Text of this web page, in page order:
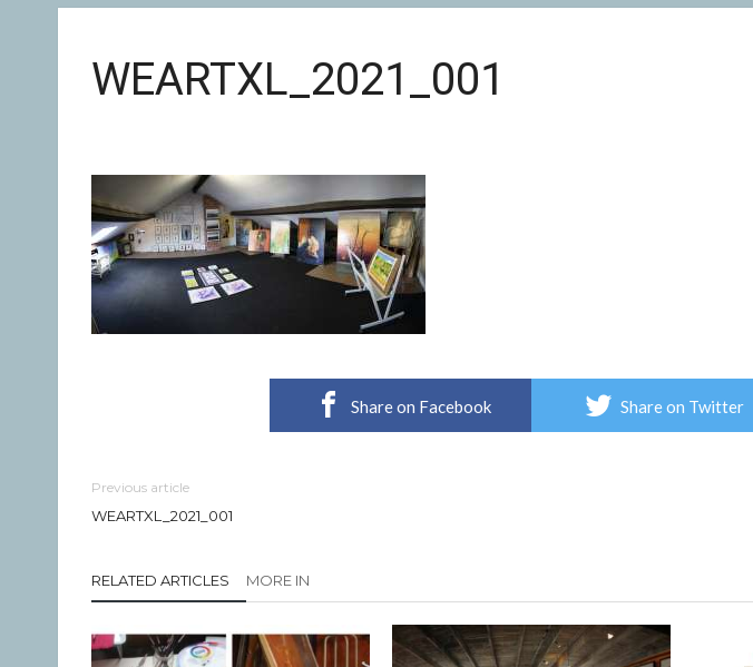
WEARTXL_2021_001
Share on Facebook Share on Twitter
Previous article
WEARTXL_2021_001
RELATED ARTICLES MORE IN